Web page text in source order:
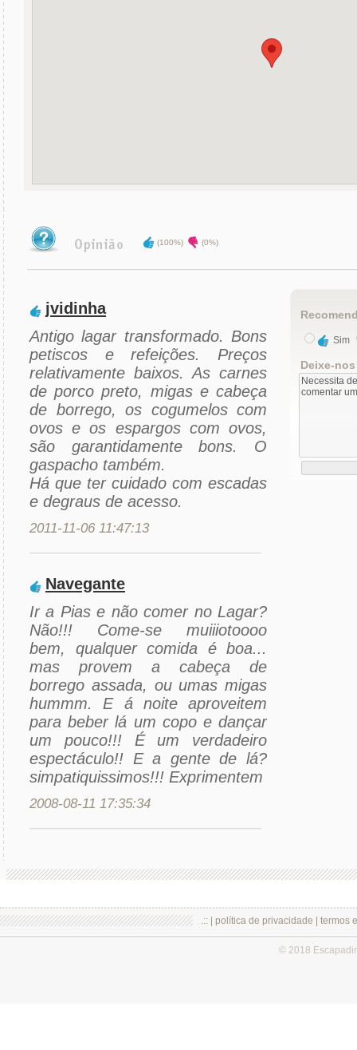
(100%) (0%)
jvidinha
Antigo lagar transformado. Bons
petiscos e refeições. Preços
relativamente baixos. As carnes
de porco preto, migas e cabeça
de borrego, os cogumelos com
ovos e os espargos com ovos,
são garantidamente bons. O
gaspacho também.
Há que ter cuidado com escadas
e degraus de acesso.
2011-11-06 11:47:13
Navegante
Ir a Pias e não comer no Lagar?
Não!!! Come-se muiiiotoooo
bem, qualquer comida é boa...
mas provem a cabeça de
borrego assada, ou umas migas
hummm. E á noite aproveitem
para beber lá um copo e dançar
um pouco!!! É um verdadeiro
espectáculo!! E a gente de lá?
simpatiquissimos!!! Exprimentem
2008-08-11 17:35:34
Sim
Deixe-
.:: | política de privacidade termos
© 2018